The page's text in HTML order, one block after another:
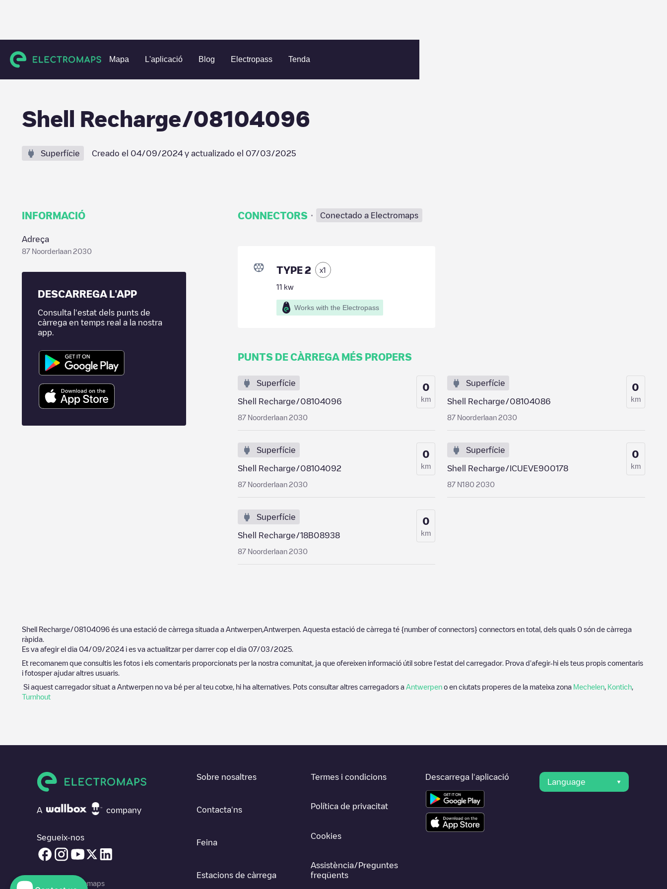
Mapa L'aplicació Blog Electropass Tenda
Charging stations Bèlgica Antwerpen Antwerpen Shell Recharge/08104096
Shell Recharge/08104096
Superfície Creado el 04/09/2024 y actualizado el 07/03/2025
INFORMACIÓ
Adreça
87 Noorderlaan 2030
DESCARREGA L'APP
Consulta l'estat dels punts de
càrrega en temps real a la nostra
app.
CONNECTORS · Conectado a Electromaps
TYPE 2 x1
11 kw
Works with the Electropass
PUNTS DE CÀRREGA MÉS PROPERS
Superfície
Shell Recharge/08104096
87 Noorderlaan 2030
0
km
Superfície
Shell Recharge/08104086
87 Noorderlaan 2030
0
km
Superfície
Shell Recharge/08104092
87 Noorderlaan 2030
0
km
Superfície
Shell Recharge/ICUEVE900178
87 N180 2030
0
km
Superfície
Shell Recharge/18B08938
87 Noorderlaan 2030
0
km
Shell Recharge/08104096 és una estació de càrrega situada a Antwerpen Antwerpen . Aquesta estació de càrrega té {number of connectors} connectors en total, dels quals 0 són de càrrega
ràpida.
Es va afegir el dia 04/09/2024 i es va actualitzar per darrer cop el dia 07/03/2025
Et recomanem que consultis les fotos i els comentaris proporcionats per la nostra comunitat, ja que ofereixen informació útil sobre l'estat del carregador. Prova d'afegir-hi els teus propis comentaris
i fotosper ajudar altres usuaris.
Si aquest carregador situat a Antwerpen no va bé per al teu cotxe, hi ha alternatives. Pots consultar altres carregadors a Antwerpen o en ciutats properes de la mateixa zona Mechelen Kontich
Turnhout
A company
Segueix-nos
© 2026 Electromaps
Sobre nosaltres
Contacta'ns
Feina
Estacions de càrrega
Termes i condicions
Política de privacitat
Cookies
Assistència/Preguntes
freqüents
Descarrega l'aplicació
Language